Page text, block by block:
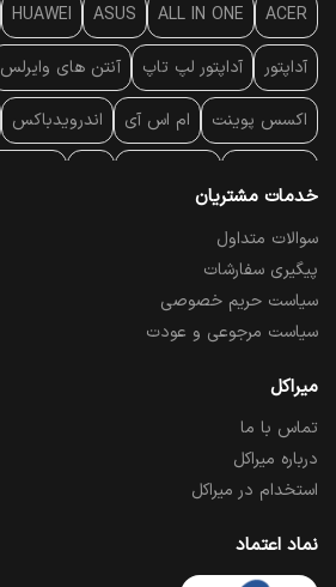
ACER
ALL IN ONE
ASUS
HUAWEI
آداپتور آداپتور لپ تاپ آنتن‌ های وایرلس
اکسس پوینت ام اس آی اندرویدباکس
پایه سقفی
پرده نمایش
تبلت و موبایل تجهیزات پسیو شبکه
تلویزیون
درایو نوری
دستگاه ضبط تصاویر
رم کامپیوتر
خدمات مشتریان
سوالات متداول
پیگیری سفارشات
سیاست حریم خصوصی
سیاست مرجوعی و عودت
میراکل
تماس با ما
درباره میراکل
استخدام در میراکل
نماد اعتماد